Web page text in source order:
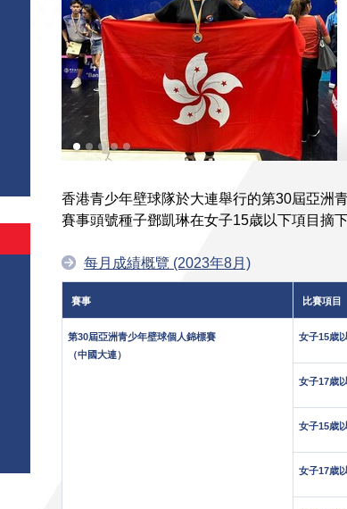
香港青少年壁球隊於大連舉行的第30屆亞洲
賽事頭號種子鄧凱琳在女子15歳以下項目摘下
每月成績概覽 (2023年8月)
賽事 比賽項目
第30屆亞洲青少年壁球個人錦標賽
（中國大連）
女子15歳
女子17歳
女子15歳
女子17歳